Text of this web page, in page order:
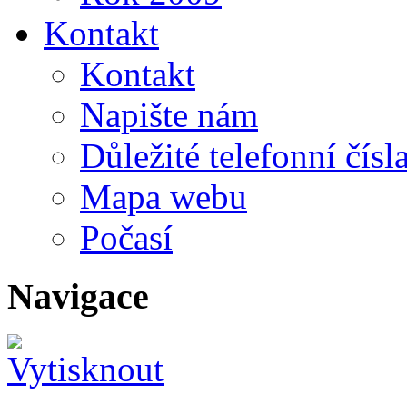
Kontakt
Kontakt
Napište nám
Důležité telefonní
Mapa webu
Počasí
Navigace